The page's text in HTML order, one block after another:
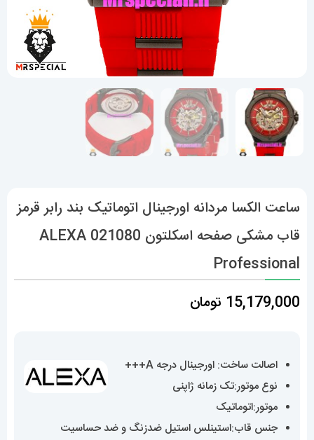
ساعت الکسا مردانه اورجینال اتوماتیک بند رابر قرمز
قاب مشکی صفحه اسکلتون 021080 ALEXA
Professional
15,179,000 تومان
اصالت ساخت: اورجینال درجه A+++
نوع موتور:تک زمانه ژاپنی
موتور:اتوماتیک
جنس قاب:استینلس استیل ضدزنگ و ضد حساسیت